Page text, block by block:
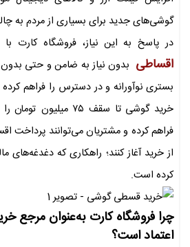
گوشی‌های جدید برای بسیاری از مردم به
در پاسخ به این نیاز، فروشگاه کارت
اقساطی بدون نیاز به ضامن و حتی بدون
بستری نوآورانه و در دسترس را فراهم
خرید گوشی تا سقف ۷۵
فراهم کرده و مشتریان می‌توانند پرداخت
از خرید آغاز کنند؛ راهکاری که دغدغه‌های
کرده است.
چرا فروشگاه کارت به‌عنوان مرجع
اعتماد است؟